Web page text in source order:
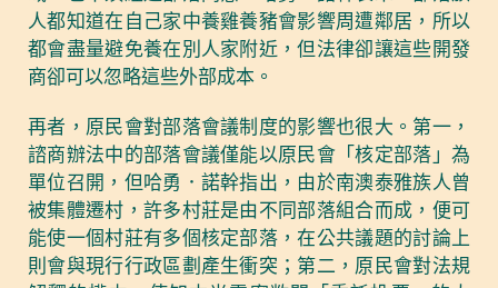
人都知道在自己家中養雞養豬會影響周遭鄰居，所以
都會盡量避免養在別人家附近，但法律卻讓這些開發
商卻可以忽略這些外部成本。
再者，原民會對部落會議制度的影響也很大。第一，
諮商辦法中的部落會議僅能以原民會「核定部落」為
單位召開，但哈勇．諾幹指出，由於南澳泰雅族人曾
被集體遷村，許多村莊是由不同部落組合而成，便可
能使一個村莊有多個核定部落，在公共議題的討論上
則會與現行行政區劃產生衝突；第二，原民會對法規